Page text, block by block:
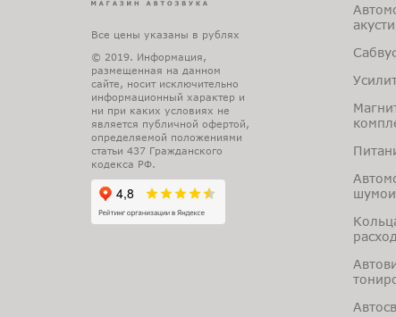
Все цены указаны в рублях
© 2019. Информация,
размещенная на данном
сайте, носит исключительно
информационный характер и
ни при каких условиях не
является публичной офертой,
определяемой положениями
статьи 437 Гражданского
кодекса РФ.